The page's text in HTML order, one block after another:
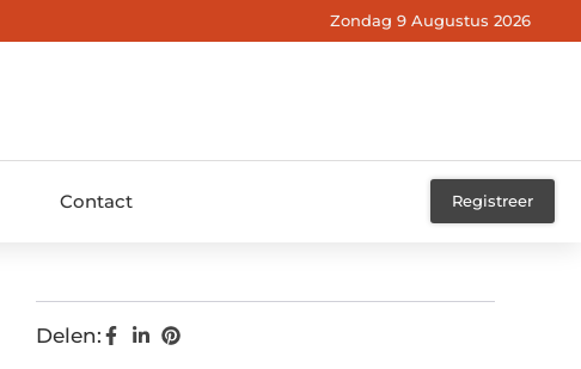
Zondag 9 Augustus 2026
Contact Registreer
Delen: